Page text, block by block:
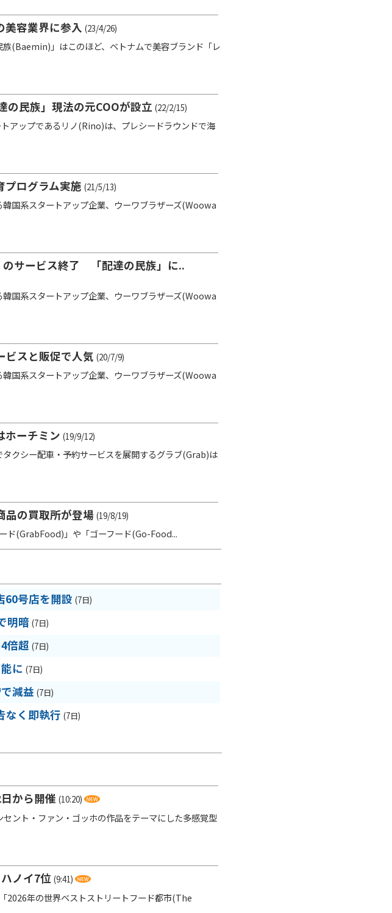
美容業界に参入 (23/4/26)
(Baemin)」はこのほど、ベトナムで美容ブランド「レ
民族」現法の元COOが設立 (22/2/15)
アップであるリノ(Rino)は、プレシードラウンドで海
プログラム実施 (21/5/13)
国系スタートアップ企業、ウーワブラザーズ(Woowa
のサービス終了 「配達の民族」に..
国系スタートアップ企業、ウーワブラザーズ(Woowa
ビスと販促で人気 (20/7/9)
国系スタートアップ企業、ウーワブラザーズ(Woowa
ホーチミン (19/9/12)
クシー配車・予約サービスを展開するグラブ(Grab)は
品の買取所が登場 (19/8/19)
ド(GrabFood)」や「ゴーフード(Go-Food...
号店を開設 (7日)
明暗 (7日)
倍超 (7日)
に (7日)
減益 (7日)
なく即執行 (7日)
から開催 (10:20)
ント・ファン・ゴッホの作品をテーマにした多感覚型
ノイ7位 (9:41)
年の世界ベストストリートフード都市(The